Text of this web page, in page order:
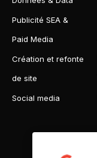
Publicité SEA &
Paid Media
Création et refonte
de site
Social media